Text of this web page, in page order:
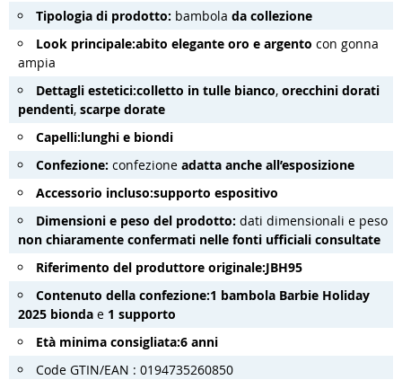
Tipologia di prodotto: bambola da collezione
Look principale:abito elegante oro e argento con gonna
ampia
Dettagli estetici:colletto in tulle bianco, orecchini dorati
pendenti, scarpe dorate
Capelli:lunghi e biondi
Confezione: confezione adatta anche all’esposizione
Accessorio incluso:supporto espositivo
Dimensioni e peso del prodotto: dati dimensionali e peso
non chiaramente confermati nelle fonti ufficiali consultate
Riferimento del produttore originale:JBH95
Contenuto della confezione:1 bambola Barbie Holiday
2025 bionda e 1 supporto
Età minima consigliata:6 anni
Code GTIN/EAN : 0194735260850